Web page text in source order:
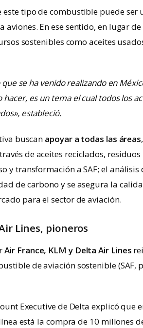
tipo de combustible puede ser
aviones. En ese sentido, en lugar
sostenibles como aceites
se ha venido realizando en
es un tema el cual todos los
estableció.
buscan apoyar a todas las áreas
de aceites reciclados, residuos
y transformación a SAF; el análisis
de carbono y se asegura la
para el sector de aviación.
Lines, pioneros
Air France, KLM y Delta Air Lines
de aviación sostenible (SAF,
Executive de Delta explicó que
está la compra de 10 millones